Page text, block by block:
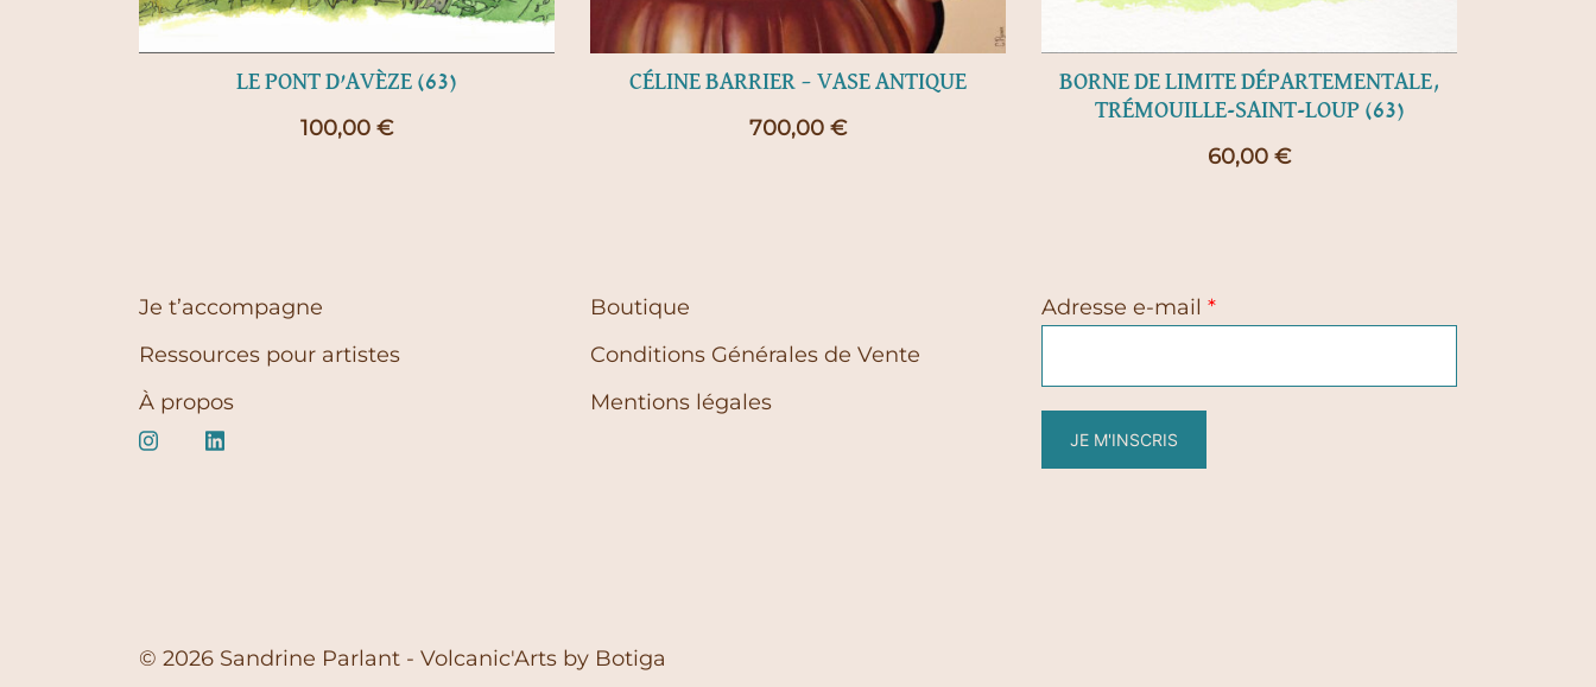
LE PONT D’AVÈZE (63)
100,00 €
CÉLINE BARRIER – VASE ANTIQUE
700,00 €
BORNE DE LIMITE DÉPARTEMENTALE,
TRÉMOUILLE-SAINT-LOUP (63)
60,00 €
Je t’accompagne
Ressources pour artistes
À propos
Boutique
Conditions Générales de Vente
Mentions légales
Adresse e-mail *
JE M'INSCRIS
© 2026 Sandrine Parlant - Volcanic'Arts by Botiga